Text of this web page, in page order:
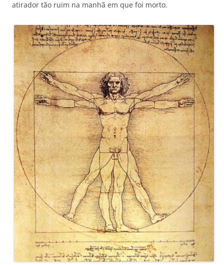
atirador tão ruim na manhã em que foi morto.